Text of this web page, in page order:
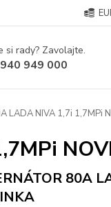
si rady? Zavolajte.
949 000
LADA NIVA 1,7i 1,7MPi
80A